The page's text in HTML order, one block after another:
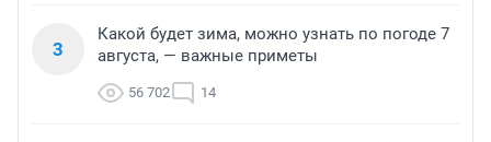
3
Какой будет зима, можно узнать по погоде 7
августа, — важные приметы
56 702 14